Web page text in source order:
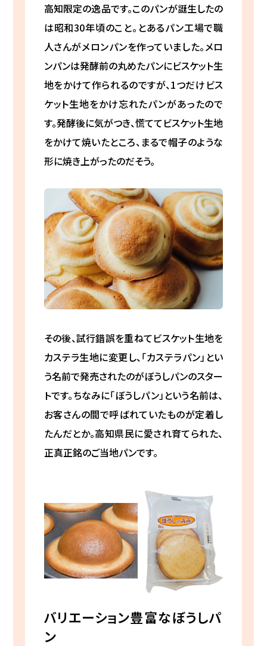
高知限定の逸品です。このパンが誕生したの
は昭和30年頃のこと。とあるパン工場で職
人さんがメロンパンを作っていました。メロ
ンパンは発酵前の丸めたパンにビスケット生
地をかけて作られるのですが、1つだけビス
ケット生地をかけ忘れたパンがあったので
す。発酵後に気がつき、慌ててビスケット生地
をかけて焼いたところ、まるで帽子のような
形に焼き上がったのだそう。
その後、試行錯誤を重ねてビスケット生地を
カステラ生地に変更し、「カステラパン」とい
う名前で発売されたのがぼうしパンのスター
トです。ちなみに「ぼうしパン」という名前は、
お客さんの間で呼ばれていたものが定着し
たんだとか。高知県民に愛され育てられた、
正真正銘のご当地パンです。
バリエーション豊富なぼうしパ
ン